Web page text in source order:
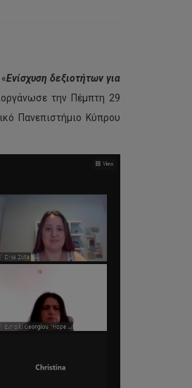
Ενίσχυση δεξιοτήτων για
την Πέμπτη 29
Πανεπιστήμιο Κύπρου